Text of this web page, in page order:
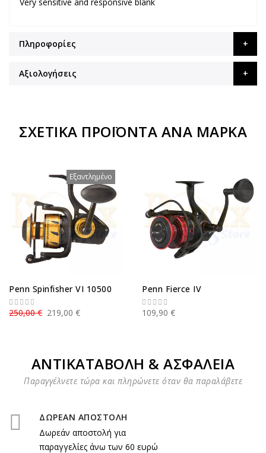
Πληροφορίες
Αξιολογήσεις
ΣΧΕΤΙΚΆ ΠΡΟΪΌΝΤΑ ΑΝΆ ΜΆΡΚΑ
Εξαντλημένο
Penn Spinfisher VΙ 10500
219,00 €
250,00 €
Penn Fierce IV
109,90 €
ΑΝΤΙΚΑΤΑΒΟΛΗ & ΑΣΦΑΛΕΙΑ
Παραγγέλνετε τώρα και πληρώνετε όταν θα παραλάβετε
ΔΩΡΕΑΝ ΑΠΟΣΤΟΛΗ
Δωρεάν αποστολή για
παραγγελίες άνω των 60 ευρώ